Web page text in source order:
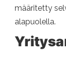
määritetty
alapuolella.